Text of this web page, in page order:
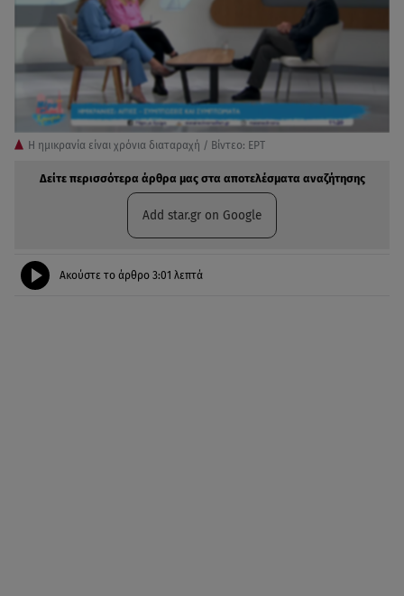
Η ημικρανία είναι χρόνια διαταραχή / Βίντεο: ΕΡΤ
Δείτε περισσότερα άρθρα μας στα αποτελέσματα αναζήτησης
Add star.gr on Google
Ακούστε το άρθρο 3:01 λεπτά